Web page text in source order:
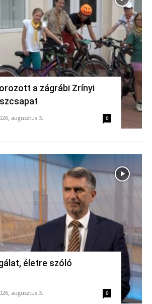
a zágrábi Zrínyi
augusztus 3. 0
életre szóló
augusztus 3. 0